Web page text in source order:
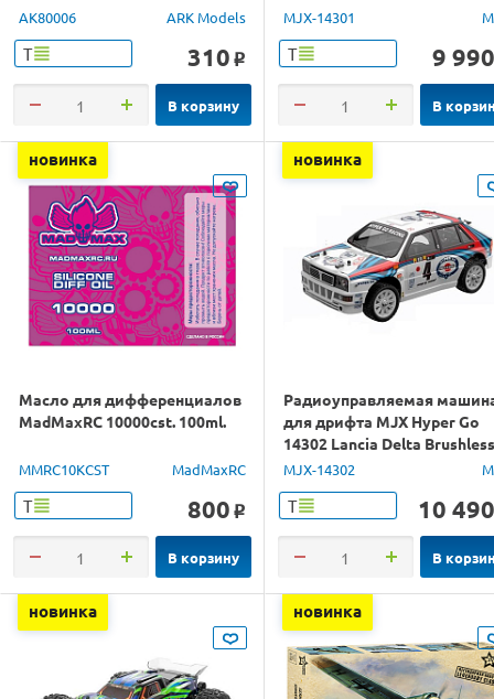
AK80006 ARK Models
Т 310 o
В корзину
1/14 RTR
MJX-14301
Т 9 990
В
новинка
Масло для дифференциалов
MadMaxRC 10000cst. 100ml.
MMRC10KCST MadMaxRC
Т 800 o
В корзину
новинка
Радиоуправляемая
для дрифта MJX Hyper Go
14302 Lancia Delta Brushless
4WD 2.4G LED 1/14 RTR
MJX-14302
Т 10 490
В
новинка новинка